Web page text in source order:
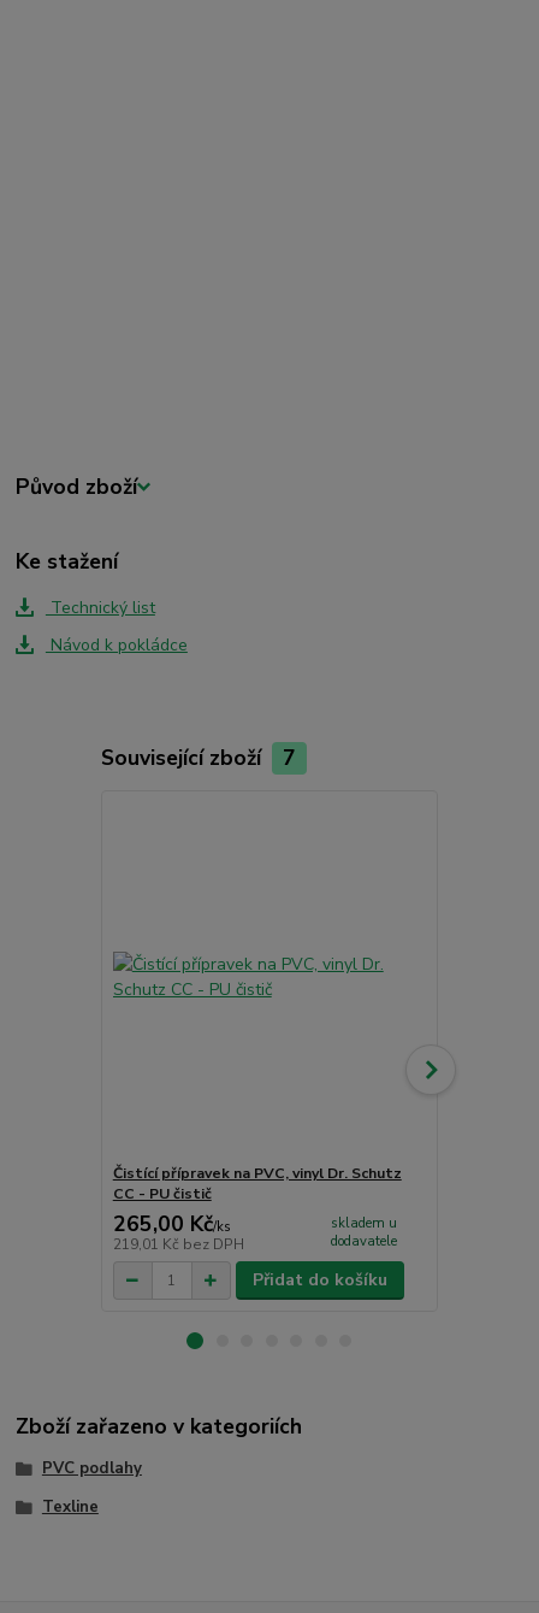
Původ zboží
Ke stažení
Technický list
Návod k pokládce
Související zboží 7
Čistící přípravek na PVC, vinyl Dr. Schutz
CC - PU čistič
265,00 Kč/ks
219,01 Kč bez DPH
skladem u
dodavatele
Přidat do košíku
Zboží zařazeno v kategoriích
PVC podlahy
Texline